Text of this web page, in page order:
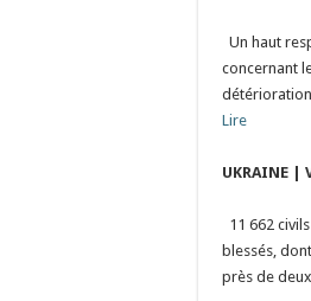
Un haut
concernant
Lire
UKRAINE |
11 662
blessés,
près de